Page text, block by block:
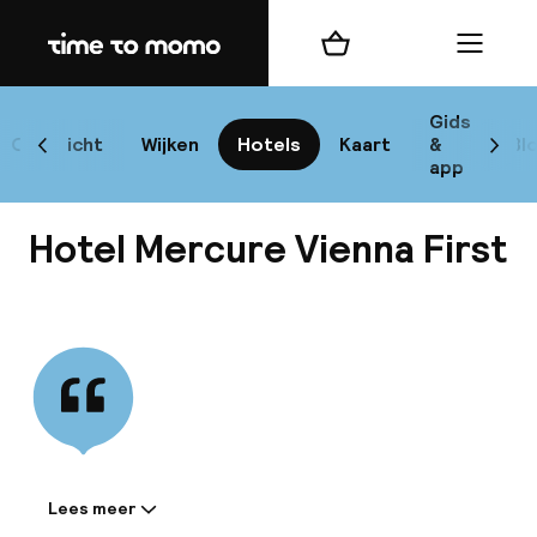
Home
Overzicht Wijken Hotels Kaart
Gids
&
app
Scroll naar links
Winkelmand Menu
Hotel Mercure Vienna First
Informatie gedeeld door de
Lees meer